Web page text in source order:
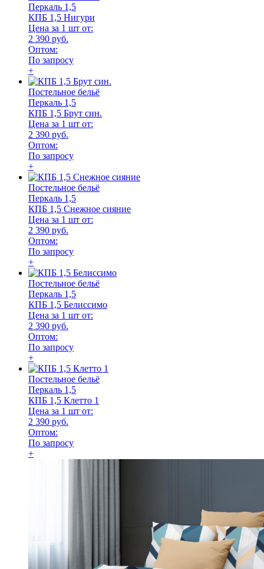
Перкаль 1,5
КПБ 1,5 Нигури
Цена за 1 шт от:
2 390 руб.
Оптом:
По запросу
+
Постельное бельё
Перкаль 1,5
КПБ 1,5 Брут син.
Цена за 1 шт от:
2 390 руб.
Оптом:
По запросу
+
Постельное бельё
Перкаль 1,5
КПБ 1,5 Снежное сияние
Цена за 1 шт от:
2 390 руб.
Оптом:
По запросу
+
Постельное бельё
Перкаль 1,5
КПБ 1,5 Белиссимо
Цена за 1 шт от:
2 390 руб.
Оптом:
По запросу
+
Постельное бельё
Перкаль 1,5
КПБ 1,5 Клетто 1
Цена за 1 шт от:
2 390 руб.
Оптом:
По запросу
+